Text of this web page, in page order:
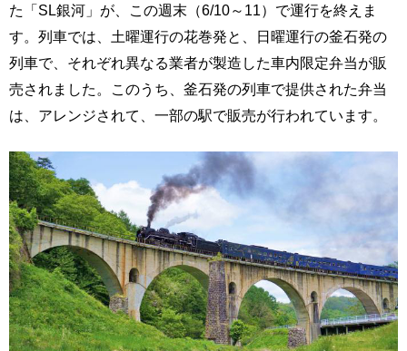
た「SL銀河」が、この週末（6/10～11）で運行を終えま
す。列車では、土曜運行の花巻発と、日曜運行の釜石発の
列車で、それぞれ異なる業者が製造した車内限定弁当が販
売されました。このうち、釜石発の列車で提供された弁当
は、アレンジされて、一部の駅で販売が行われています。